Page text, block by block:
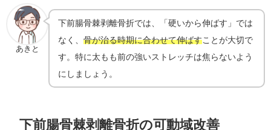
あきと
下前腸骨棘剥離骨折では、「硬いから伸ばす」では
なく、骨が治る時期に合わせて伸ばす ことが大切で
す。特に太もも前の強いストレッチは焦らないよう
にしましょう。
下前腸骨棘剥離骨折の可動域改善